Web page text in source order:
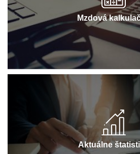
Mzdová
Aktuálne